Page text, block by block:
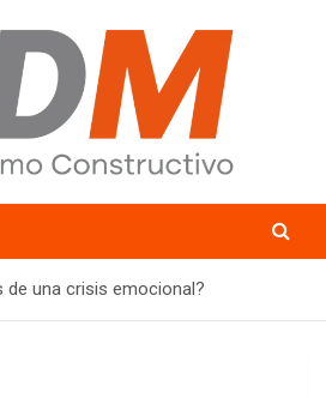
de una crisis emocional?